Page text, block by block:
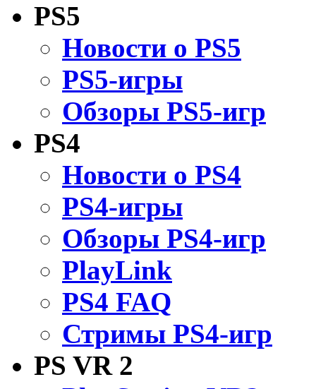
PS5
Новости о PS5
PS5-игры
Обзоры PS5-игр
PS4
Новости о PS4
PS4-игры
Обзоры PS4-игр
PlayLink
PS4 FAQ
Стримы PS4-игр
PS VR 2